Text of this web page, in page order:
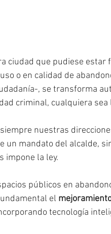
ciudad que pudiese estar
o en calidad de
, se transforma
criminal, cualquiera
nuestras
un mandato del alcalde,
impone la ley.
públicos en
el
tecnología